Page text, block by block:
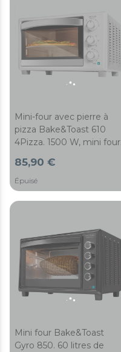
Mini-four avec pierre à
pizza Bake&Toast 610
4Pizza. 1500 W, mini four
cuisson par convection,
éclairage intérieur, porte
double vitrage
85,90 €
Épuisé
Mini four Bake&Toast
Gyro 850. 60 litres de